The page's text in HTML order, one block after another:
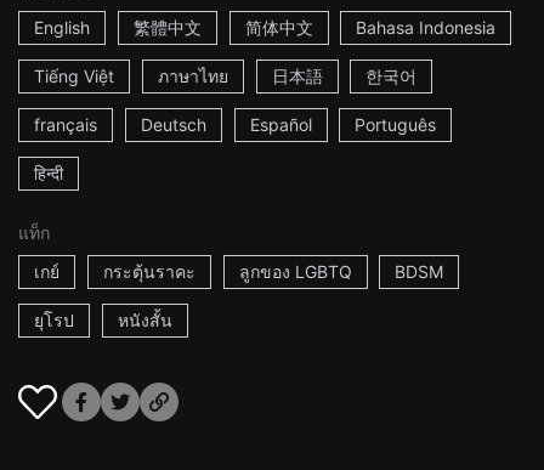
English
繁體中文 简体中文 Bahasa Indonesia
Tiếng Việt ภาษาไทย 日本語 한국어
français Deutsch Español Português
हिन्दी
แท็ก
เกย์
กระตุ้นราคะ ลูกของ LGBTQ BDSM
ยุโรป หนังสั้น